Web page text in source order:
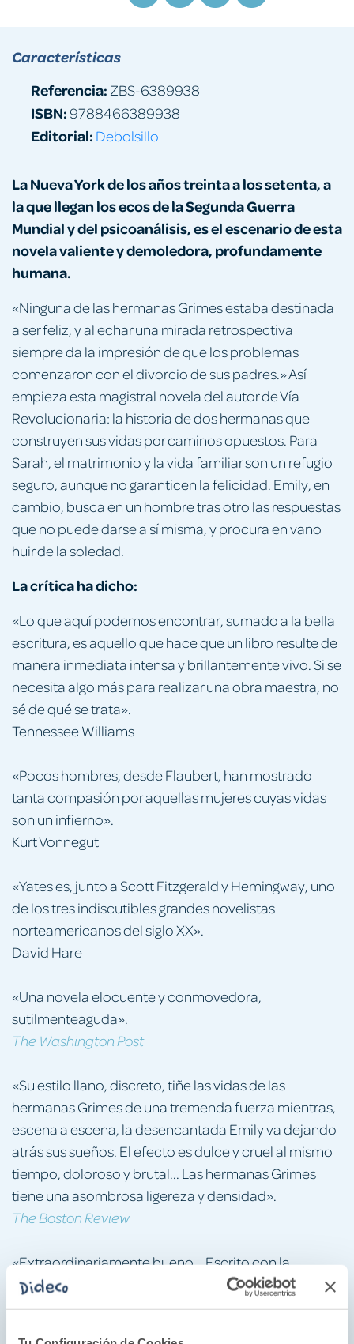
La Nueva York de los años treinta a los setenta, a
la que llegan los ecos de la Segunda Guerra
Mundial y del psicoanálisis, es el escenario de esta
novela valiente y demoledora, profundamente
humana.
«Ninguna de las hermanas Grimes estaba destinada
a ser feliz, y al echar una mirada retrospectiva
siempre da la impresión de que los problemas
comenzaron con el divorcio de sus padres.» Así
empieza esta magistral novela del autor de Vía
Revolucionaria: la historia de dos hermanas que
construyen sus vidas por caminos opuestos. Para
Sarah, el matrimonio y la vida familiar son un refugio
seguro, aunque no garanticen la felicidad. Emily, en
cambio, busca en un hombre tras otro las respuestas
que no puede darse a sí misma, y procura en vano
huir de la soledad.
La crítica ha dicho:
«Lo que aquí podemos encontrar, sumado a la bella
escritura, es aquello que hace que un libro resulte de
manera inmediata intensa y brillantemente vivo. Si se
necesita algo más para realizar una obra maestra, no
sé de qué se trata».
Tennessee Williams
«Pocos hombres, desde Flaubert, han mostrado
tanta compasión por aquellas mujeres cuyas vidas
son un infierno».
Kurt Vonnegut
«Yates es, junto a Scott Fitzgerald y Hemingway, uno
de los tres indiscutibles grandes novelistas
norteamericanos del siglo XX».
David Hare
«Una novela elocuente y conmovedora,
sutilmenteaguda».
The Washington Post
«Su estilo llano, discreto, tiñe las vidas de las
hermanas Grimes de una tremenda fuerza mientras,
escena a escena, la desencantada Emily va dejando
atrás sus sueños. El efecto es dulce y cruel al mismo
tiempo, doloroso y brutal... Las hermanas Grimes
tiene una asombrosa ligereza y densidad».
The Boston Review
«Extraordinariamente bueno... Escrito con la
intensidad y la sencillez de las verdades absolutas».
The San FranciscoSunday Examiner & Chronicle
Características
Referencia: ZBS-6389938
ISBN:9788466389938
Editorial: Debolsillo